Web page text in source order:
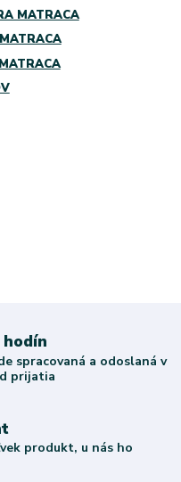
MATRACA
spracovaná a odoslaná v
prijatia
produkt, u nás ho